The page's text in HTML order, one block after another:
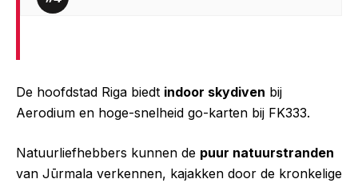
De hoofdstad Riga biedt indoor skydiven bij
Aerodium en hoge-snelheid go-karten bij FK333.
Natuurliefhebbers kunnen de puur natuurstranden
van Jūrmala verkennen, kajakken door de kronkelige